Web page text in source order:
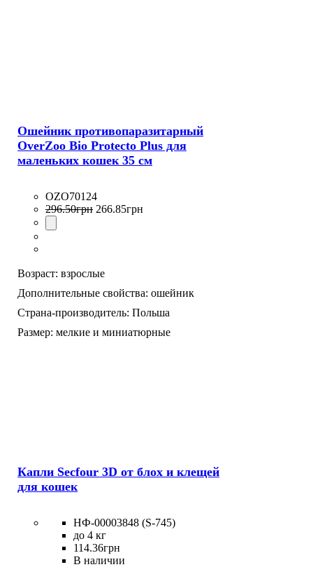
Ошейник противопаразитарный
OverZoo Bio Protecto Plus для
маленьких кошек 35 см
OZO70124
296.50грн 266.85грн
Возраст: взрослые
Дополнительные свойства: ошейник
Страна-производитель: Польша
Размер: мелкие и миниатюрные
Капли Secfour 3D от блох и клещей
для кошек
НФ-00003848 (S-745)
до 4 кг
114.36грн
В наличии